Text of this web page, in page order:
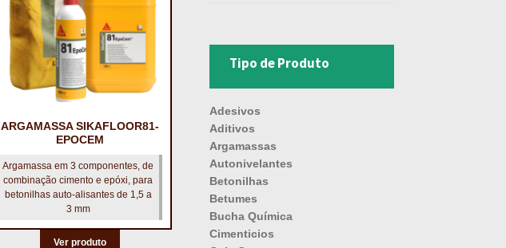
ARGAMASSA SIKAFLOOR81-
EPOCEM
Argamassa em 3 componentes, de
combinação cimento e epóxi, para
betonilhas auto-alisantes de 1,5 a
3 mm
Ver produto
Tipo de Produto
Adesivos
Aditivos
Argamassas
Autonivelantes
Betonilhas
Betumes
Bucha Química
Cimenticios